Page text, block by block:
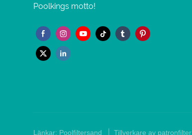
Poolkings motto!
Länkar: Poolfiltersand Tillverkare av patronfilter